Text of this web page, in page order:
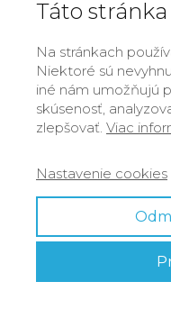
Táto
Na stránkach
Niektoré sú
iné nám umožňujú
skúsenosť,
zlepšovať. Viac
Nastavenie cookies